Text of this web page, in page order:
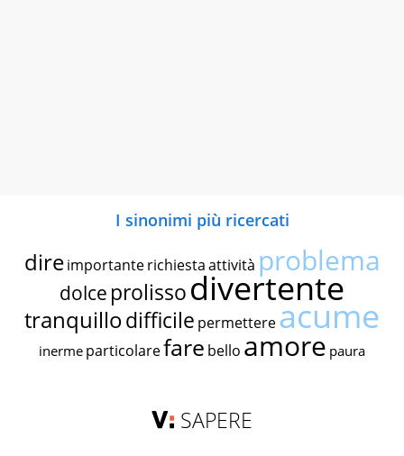
I sinonimi più ricercati
dire importante richiestaattività problema
dolce prolissodivertente
tranquillodifficile permettereacume
inerme particolarefare bello amore paura
SAPERE